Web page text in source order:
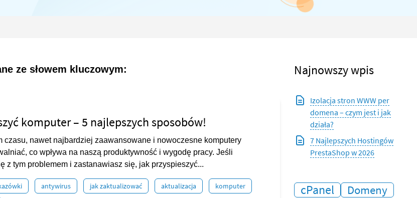
ze słowem kluczowym:
komputer – 5 najlepszych sposobów!
czasu, nawet najbardziej zaawansowane i nowoczesne komputery
co wpływa na naszą produktywność i wygodę pracy. Jeśli
z tym problemem i zastanawiasz się, jak przyspieszyć...
antywirus jak zaktualizować aktualizacja komputer
Najnowszy wpis
Izolacja stron WWW per
domena – czym jest i jak
działa?
7 Najlepszych Hostingów
PrestaShop w 2026
cPanel Domeny